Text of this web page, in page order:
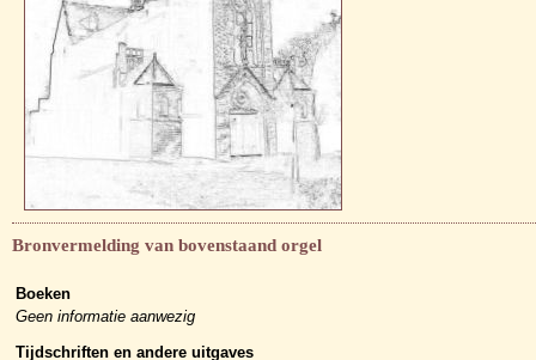
Bronvermelding van bovenstaand orgel
Boeken
Geen informatie aanwezig
Tijdschriften en andere uitgaves